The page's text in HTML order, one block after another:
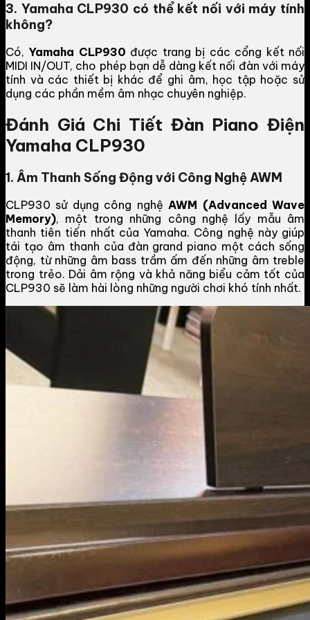
3. Yamaha CLP930 có thể kết nối với máy tính
không?
Có, Yamaha CLP930 được trang bị các cổng kết nối
MIDI IN/OUT, cho phép bạn dễ dàng kết nối đàn với máy
tính và các thiết bị khác để ghi âm, học tập hoặc sử
dụng các phần mềm âm nhạc chuyên nghiệp.
Đánh Giá Chi Tiết Đàn Piano Điện
Yamaha CLP930
1. Âm Thanh Sống Động với Công Nghệ AWM
CLP930 sử dụng công nghệAWM (Advanced Wave
Memory), một trong những công nghệ lấy mẫu âm
thanh tiên tiến nhất của Yamaha. Công nghệ này giúp
tái tạo âm thanh của đàn grand piano một cách sống
động, từ những âm bass trầm ấm đến những âm treble
trong trẻo. Dải âm rộng và khả năng biểu cảm tốt của
CLP930 sẽ làm hài lòng những người chơi khó tính nhất.